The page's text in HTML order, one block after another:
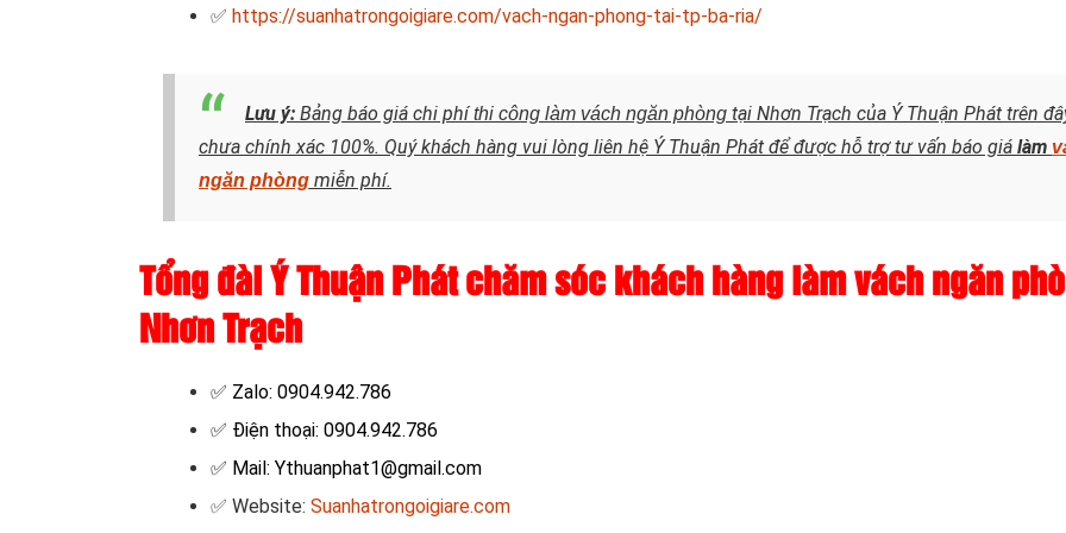
✅ https://suanhatrongoigiare.com/vach-ngan-phong-tai-tp-ba-ria/
Lưu ý: Bảng báo giá chi phíthi công làm vách ngăn phòng tại Nhơn Trạch của Ý Thuận Phát trên
chưa chính xác 100%. Quý khách hàng vui lòng liên hệ Ý Thuận Phát để được hỗ trợ tư vấn báo giá làm
ngăn phòng miễn phí.
Tổng đài Ý Thuận Phát chăm sóc khách hàng làm vách ngăn
Nhơn Trạch
✅ Zalo: 0904.942.786
✅ Điện thoại: 0904.942.786
✅ Mail: Ythuanphat1@gmail.com
✅ Website: Suanhatrongoigiare.com